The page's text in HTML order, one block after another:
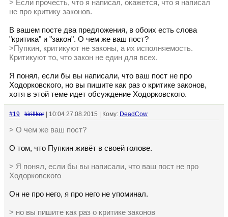
> Если прочесть, что я написал, окажется, что я написал
не про критику законов.
В вашем посте два предложения, в обоих есть слова
"критика" и "закон". О чем же ваш пост?
>Пупкин, критикуют не законы, а их исполняемость.
Критикуют то, что закон не един для всех.
Я понял, если бы вы написали, что ваш пост не про
Ходорковского, но вы пишите как раз о критике законов,
хотя в этой теме идет обсуждение Ходорковского.
#19 kirillkor | 10:04 27.08.2015 | Кому: DeadCow
> О чем же ваш пост?
О том, что Пупкин живёт в своей голове.
> Я понял, если бы вы написали, что ваш пост не про
Ходорковского
Он не про него, я про него не упоминал.
> но вы пишите как раз о критике законов